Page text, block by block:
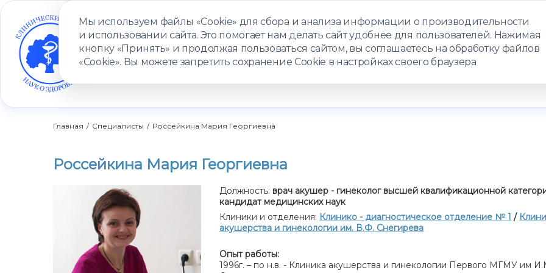
Мы используем файлы «Cookie» для сбора и анализа информации о производительности
и использовании сайта. Это помогает нам делать сайт удобнее для пользователей. Нажимая
кнопку «Принять» и продолжая пользоваться сайтом, вы соглашаетесь на обработку файлов
«Cookie». Вы можете запретить сохранение Cookie в настройках своего браузера
ЗАПИСАТЬСЯ
Главная / Специалисты / Россейкина Мария Георгиевна
Россейкина Мария Георгиевна
Должность: врач акушер - гинеколог высшей квалификационной
кандидат медицинских наук
Клиники и отделения: Клинико - диагностическое отделение № 1 /
акушерства и гинекологии им. В.Ф. Снегирева
Опыт работы:
1996г. – по н.в. - Клиника акушерства и гинекологии Первого МГМУ им